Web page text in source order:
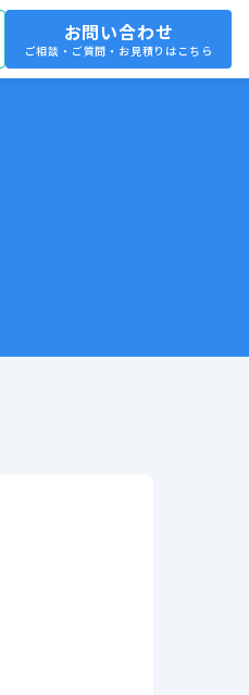
お問い合わせ
ご相談・ご質問・お見積りはこちら